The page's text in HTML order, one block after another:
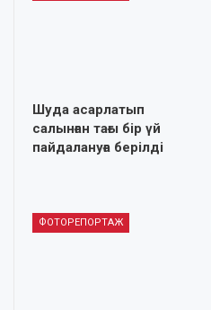
Шуда асарлатып
салынған тағы бір үй
пайдалануға берілді
ФОТОРЕПОРТАЖ